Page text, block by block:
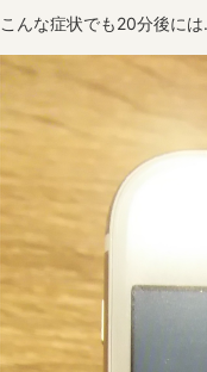
こんな症状でも20分後に